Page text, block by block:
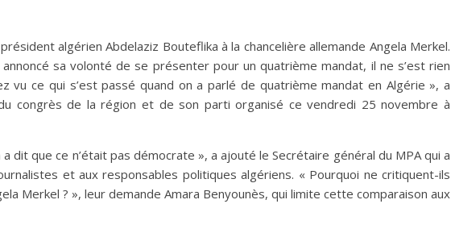
algérien Abdelaziz Bouteflika à la chancelière allemande Angela Merkel.
annoncé sa volonté de se présenter pour un quatrième mandat, il ne s’est rien
vu ce qui s’est passé quand on a parlé de quatrième mandat en Algérie », a
congrès de la région et de son parti organisé ce vendredi 25 novembre à
dit que ce n’était pas démocrate », a ajouté le Secrétaire général du MPA qui a
et aux responsables politiques algériens. « Pourquoi ne critiquent-ils
Merkel ? », leur demande Amara Benyounès, qui limite cette comparaison aux